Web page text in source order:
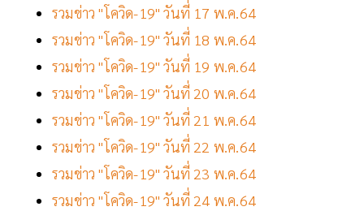
รวมข่าว "โควิด-19" วันที่ 17 พ.ค.64
รวมข่าว "โควิด-19" วันที่ 18 พ.ค.64
รวมข่าว "โควิด-19" วันที่ 19 พ.ค.64
รวมข่าว "โควิด-19" วันที่ 20 พ.ค.64
รวมข่าว "โควิด-19" วันที่ 21 พ.ค.64
รวมข่าว "โควิด-19" วันที่ 22 พ.ค.64
รวมข่าว "โควิด-19" วันที่ 23 พ.ค.64
รวมข่าว "โควิด-19" วันที่ 24 พ.ค.64